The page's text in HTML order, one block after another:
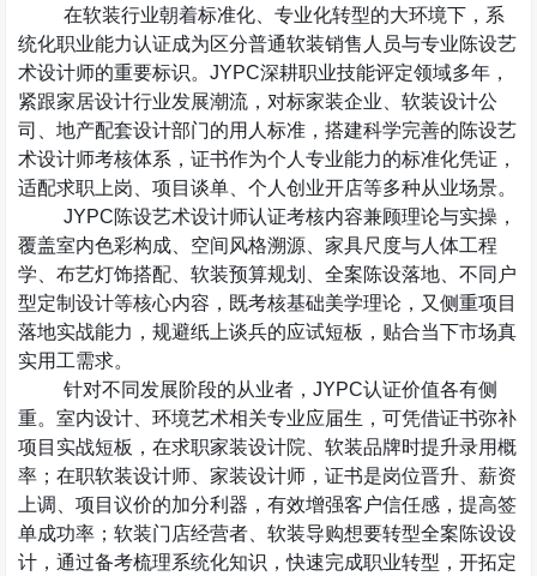
在软装行业朝着标准化、专业化转型的大环境下，系
统化职业能力认证成为区分普通软装销售人员与专业陈设艺
术设计师的重要标识。JYPC深耕职业技能评定领域多年，
紧跟家居设计行业发展潮流，对标家装企业、软装设计公
司、地产配套设计部门的用人标准，搭建科学完善的陈设艺
术设计师考核体系，证书作为个人专业能力的标准化凭证，
适配求职上岗、项目谈单、个人创业开店等多种从业场景。
JYPC陈设艺术设计师认证考核内容兼顾理论与实操，
覆盖室内色彩构成、空间风格溯源、家具尺度与人体工程
学、布艺灯饰搭配、软装预算规划、全案陈设落地、不同户
型定制设计等核心内容，既考核基础美学理论，又侧重项目
落地实战能力，规避纸上谈兵的应试短板，贴合当下市场真
实用工需求。
针对不同发展阶段的从业者， JYPC认证价值各有侧
重。室内设计、环境艺术相关专业应届生，可凭借证书弥补
项目实战短板，在求职家装设计院、软装品牌时提升录用概
率；在职软装设计师、家装设计师，证书是岗位晋升、薪资
上调、项目议价的加分利器，有效增强客户信任感，提高签
单成功率；软装门店经营者、软装导购想要转型全案陈设设
计，通过备考梳理系统化知识，快速完成职业转型，开拓定